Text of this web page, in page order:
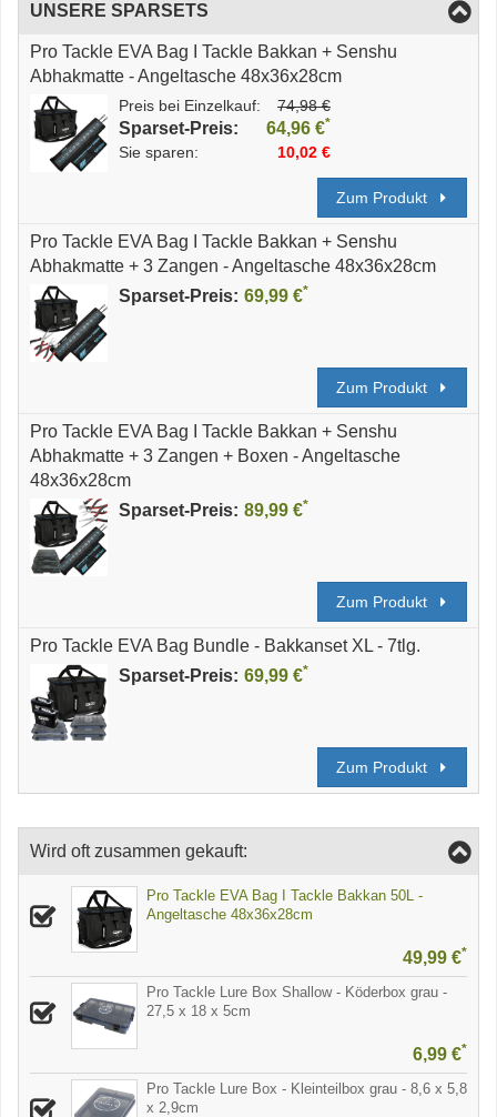
UNSERE SPARSETS
Pro Tackle EVA Bag I Tackle Bakkan + Senshu
Abhakmatte - Angeltasche 48x36x28cm
Preis bei Einzelkauf: 74,98 €
Sparset-Preis: 64,96 €*
Sie sparen: 10,02 €
Zum Produkt
Pro Tackle EVA Bag I Tackle Bakkan + Senshu
Abhakmatte + 3 Zangen - Angeltasche 48x36x28cm
Sparset-Preis: 69,99 €*
Zum Produkt
Pro Tackle EVA Bag I Tackle Bakkan + Senshu
Abhakmatte + 3 Zangen + Boxen - Angeltasche
48x36x28cm
Sparset-Preis: 89,99 €*
Zum Produkt
Pro Tackle EVA Bag Bundle - Bakkanset XL - 7tlg.
Sparset-Preis: 69,99 €*
Zum Produkt
Wird oft zusammen gekauft:
Pro Tackle EVA Bag I Tackle Bakkan 50L -
Angeltasche 48x36x28cm
49,99 €*
Pro Tackle Lure Box Shallow - Köderbox grau -
27,5 x 18 x 5cm
6,99 €*
Pro Tackle Lure Box - Kleinteilbox grau - 8,6 x 5,8
x 2,9cm